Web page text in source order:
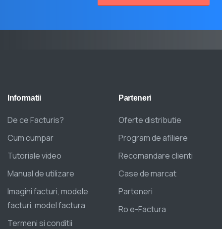
Informatii
De ce Facturis?
Cum cumpar
Tutoriale video
Manual de utilizare
Imagini facturi, modele
facturi, model factura
Termeni si conditii
Parteneri
Oferte distributie
Program de afiliere
Recomandare clienti
Case de marcat
Parteneri
Ro e-Factura